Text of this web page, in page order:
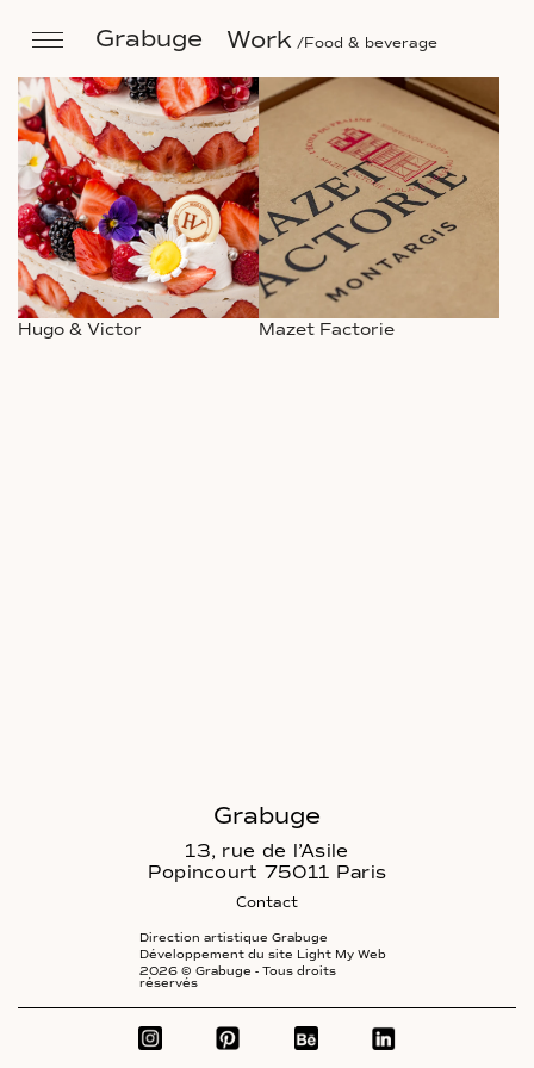
Grabuge Work Food & beverage
Hugo & Victor Mazet Factorie
Grabuge
13, rue de l’Asile
Popincourt 75011 Paris
Contact
Direction artistique Grabuge
Développement du site Light My Web
2026 © Grabuge - Tous droits
réservés